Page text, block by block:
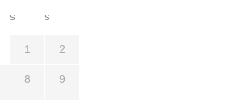
S S
1 2
8 9